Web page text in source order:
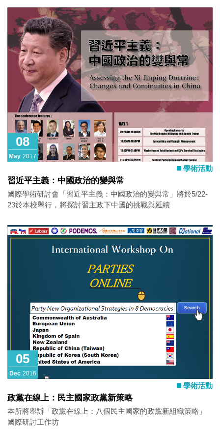
08
May 2017
學術活動
習近平主義：中國政治的變與常
國際學術研討會「習近平主義：中國政治的變與常」將於5/22-
23於本校舉行，將探討習主政下中國的挑戰與延續
05
Dec 2016
學術活動
政黨在線上：民主國家政黨新策略
本所將舉辦「政黨在線上：八個民主國家的政黨新組織策略」
國際研討工作坊